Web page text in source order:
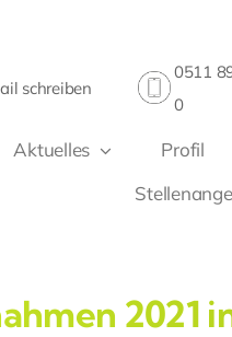
schreiben
0511
0
Aktuelles Profil
2021